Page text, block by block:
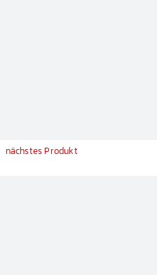
nächstes Produkt